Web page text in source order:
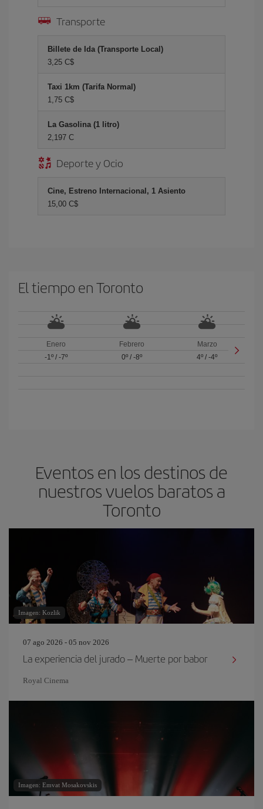
Transporte
Billete de Ida (Transporte Local)
3,25 C$
Taxi 1km (Tarifa Normal)
1,75 C$
La Gasolina (1 litro)
2,197 C
Deporte y Ocio
Cine, Estreno Internacional, 1 Asiento
15,00 C$
El tiempo en Toronto
Enero
-1º/ -7º
Febrero
0º/ -8º
Marzo
4º /-4º
Eventos en los destinos de
nuestros vuelos baratos a
Toronto
Imagen: Kozlik
07 ago 2026 - 05 nov 2026
La experiencia del jurado – Muerte por babor
Royal Cinema
Imagen: Emvat Mosakovskis